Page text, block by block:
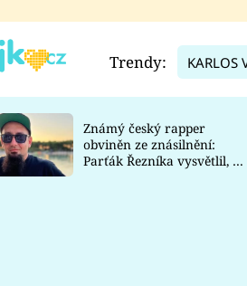
TADEÁŠ KUBĚNKA
DATEL
Trendy: KARLOS
Známý český rapper
obviněn ze znásilnění:
Parťák Řezníka vysvětlil, co